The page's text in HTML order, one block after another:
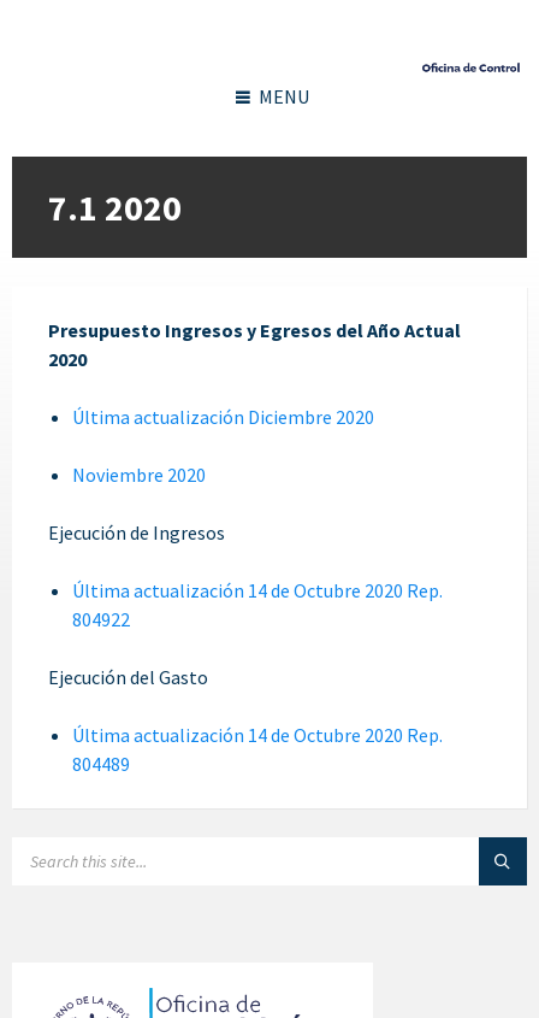
MENU
7.1 2020
Presupuesto Ingresos y Egresos del Año Actual
2020
Última actualización Diciembre 2020
Noviembre 2020
Ejecución de Ingresos
Última actualización 14 de Octubre 2020 Rep.
804922
Ejecución del Gasto
Última actualización 14 de Octubre 2020 Rep.
804489